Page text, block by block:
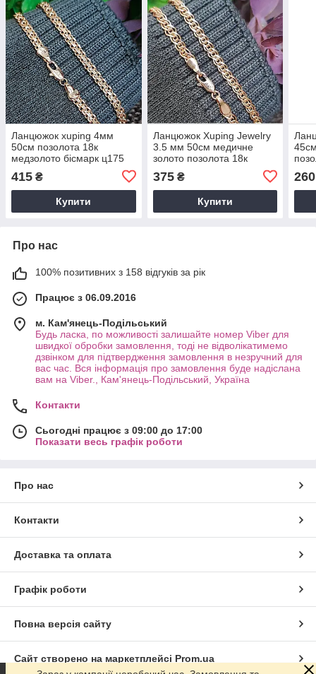
Ланцюжок xuping 4мм
50см позолота 18к
медзолото бісмарк ц175
415 ₴
Купити
Ланцюжок Xuping Jewelry
3.5 мм 50см медичне
золото позолота 18к
375₴
Купити
260
Про нас
100% позитивних з 158 відгуків за рік
Працює з 06.09.2016
м. Кам'янець-Подільський
Будь ласка, по можливості залишайте номер Viber для
швидкої обробки замовлення, тоді не відволікатимемо
дзвінком для підтвердження замовлення в незручний для
вас час. Вся інформація про замовлення буде надіслана
вам на Viber., Кам'янець-Подільський, Україна
Контакти
Сьогодні працює з 09:00 до 17:00
Показати весь графік роботи
Про нас
Контакти
Доставка та оплата
Графік роботи
Повна версія сайту
Сайт створено на маркетплейсі Prom.ua